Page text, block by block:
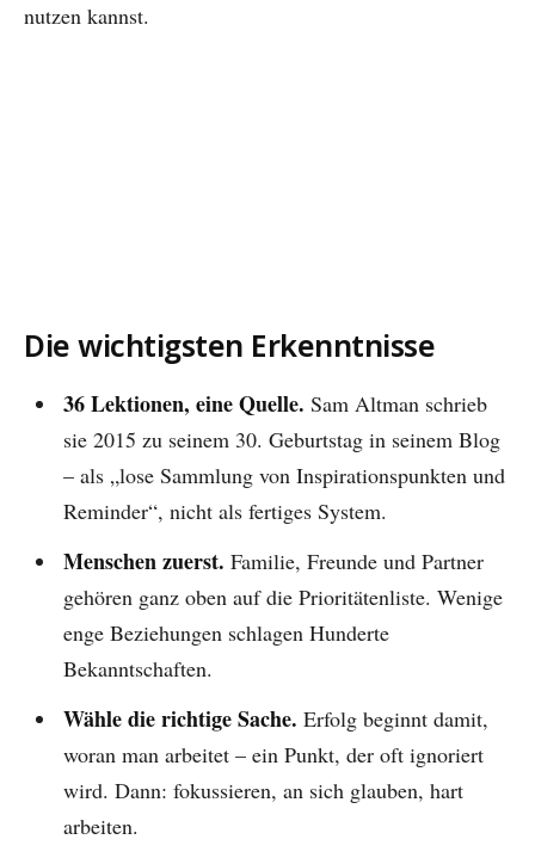
nutzen kannst.
Die wichtigsten Erkenntnisse
36 Lektionen, eine Quelle. Sam Altman schrieb
sie 2015 zu seinem 30. Geburtstag in seinem Blog
– als „lose Sammlung von Inspirationspunkten und
Reminder“, nicht als fertiges System.
Menschen zuerst. Familie, Freunde und Partner
gehören ganz oben auf die Prioritätenliste. Wenige
enge Beziehungen schlagen Hunderte
Bekanntschaften.
Wähle die richtige Sache. Erfolg beginnt damit,
woran man arbeitet – ein Punkt, der oft ignoriert
wird. Dann: fokussieren, an sich glauben, hart
arbeiten.